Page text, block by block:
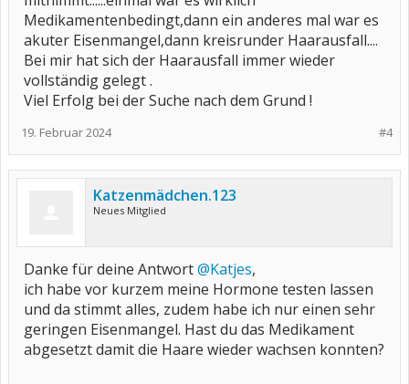
Medikamentenbedingt,dann ein anderes mal war es
akuter Eisenmangel,dann kreisrunder Haarausfall....
Bei mir hat sich der Haarausfall immer wieder
vollständig gelegt .
Viel Erfolg bei der Suche nach dem Grund !
#4
19. Februar 2024
Katzenmädchen.123
Neues Mitglied
Danke für deine Antwort@Katjes,
ich habe vor kurzem meine Hormone testen lassen
und da stimmt alles, zudem habe ich nur einen sehr
geringen Eisenmangel. Hast du das Medikament
abgesetzt damit die Haare wieder wachsen konnten?